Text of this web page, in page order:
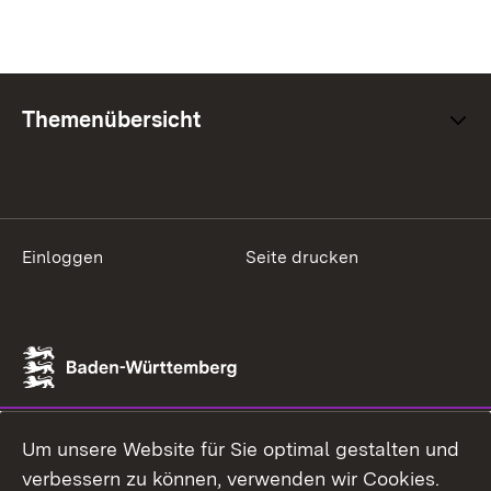
Themenübersicht
Einloggen Seite drucken
Um unsere Website für Sie optimal gestalten und
verbessern zu können, verwenden wir Cookies.